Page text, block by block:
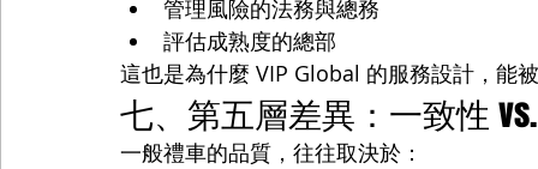
管理風險的法務與總務
評估成熟度的總部
這也是為什麼 VIP Global 的服務設計，能
七、第五層差異：一致性
一般禮車的品質，往往取決於：